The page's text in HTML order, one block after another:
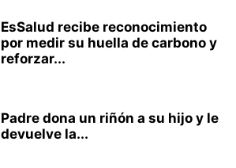
EsSalud recibe reconocimiento
por medir su huella de carbono y
reforzar...
Padre dona un riñón a su hijo y le
devuelve la...